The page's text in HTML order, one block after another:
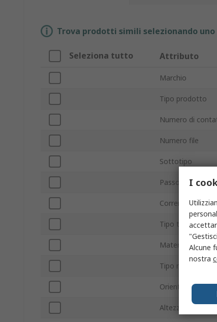
Trova prodotti simili selezionando
Seleziona tutto Attributo
Marchio
Tipo prodotto
Numero di
Numero file
Sottotipo
Passo
Corrente
Tipo terminale
Materiale
Tipo montaggio
Orientamento
Altezza di
I
Alcune
nostra